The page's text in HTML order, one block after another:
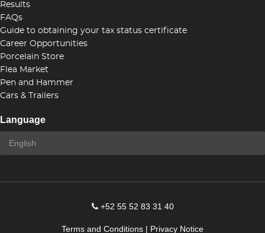
Results
FAQs
Guide to obtaining your tax status certificate
Career Opportunities
Porcelain Store
Flea Market
Pen and Hammer
Cars & Trailers
Language
+52 55 52 83 31 40
Terms and Conditions | Privacy Notice